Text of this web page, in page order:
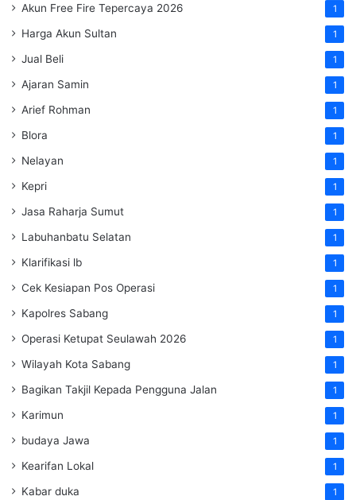
Akun Free Fire Tepercaya 2026 1
Harga Akun Sultan 1
Jual Beli 1
Ajaran Samin 1
Arief Rohman 1
Blora 1
Nelayan 1
Kepri 1
Jasa Raharja Sumut 1
Labuhanbatu Selatan 1
Klarifikasi lb 1
Cek Kesiapan Pos Operasi 1
Kapolres Sabang 1
Operasi Ketupat Seulawah 2026 1
Wilayah Kota Sabang 1
Bagikan Takjil Kepada Pengguna Jalan 1
Karimun 1
budaya Jawa 1
Kearifan Lokal 1
Kabar duka 1